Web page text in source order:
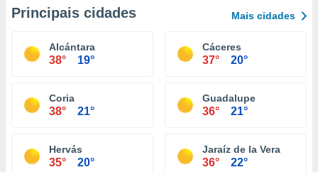
Principais cidades Mais cidades
Alcántara
38° 19°
Cáceres
37° 20°
Coria
38° 21°
Guadalupe
36° 21°
Hervás
35° 20°
Jaraíz de la Vera
36° 22°